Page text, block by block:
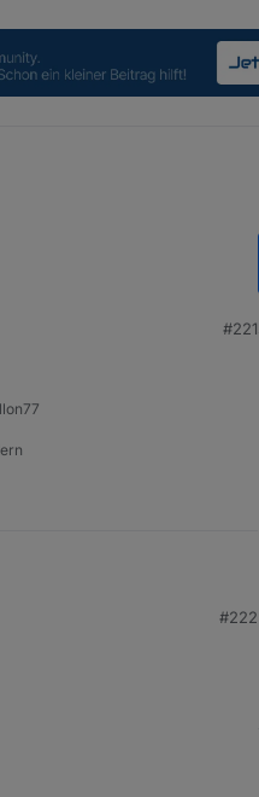
aktualisiert habe. #221
#222